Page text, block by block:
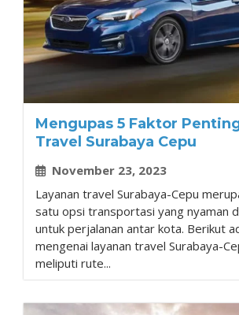
Mengupas 5 Faktor
Travel Surabaya Cepu
November 23, 2023
Layanan travel Surabaya-Cepu
satu opsi transportasi yang nyaman
untuk perjalanan antar kota. Berikut
mengenai layanan travel Surabaya-
meliputi rute...